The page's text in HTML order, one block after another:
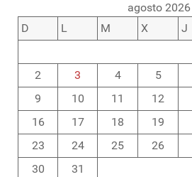
agosto 2026
D
L M X J
2
3 4 5
9
10 11 12
16
17 18 19
23
24 25 26
30
31